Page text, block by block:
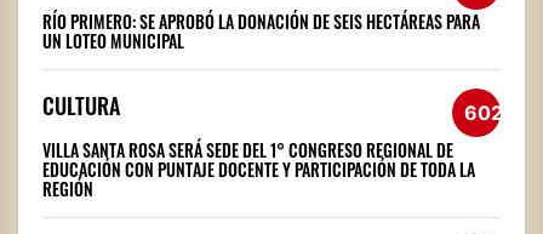
RÍO PRIMERO: SE APROBÓ LA DONACIÓN DE SEIS HECTÁREAS PARA
UN LOTEO MUNICIPAL
CULTURA 602
VILLA SANTA ROSA SERÁ SEDE DEL 1° CONGRESO REGIONAL DE
EDUCACIÓN CON PUNTAJE DOCENTE Y PARTICIPACIÓN DE TODA LA
REGIÓN